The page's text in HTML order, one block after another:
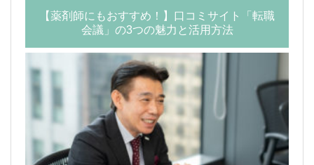
【薬剤師にもおすすめ！】口コミサイト「転職
会議」の3つの魅力と活用方法